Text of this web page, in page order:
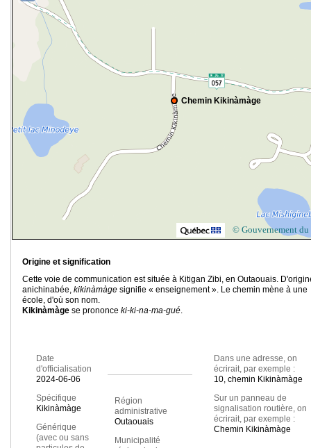
Chemin Kikinàmàge
© Gouvernement du
Origine et signification
Cette voie de communication est située à Kitigan Zibi, en Outaouais.
anichinabée, kikinàmàge signifie « enseignement ». Le chemin mène à une
école, d'où son nom.
Kikinàmàge se prononce ki-ki-na-ma-gué.
Date
d'officialisation
2024-06-06
Spécifique
Kikinàmàge
Générique
(avec ou sans
Région
administrative
Outaouais
Municipalité
Dans une adresse, on
écrirait, par exemple :
10, chemin Kikinàmàge
Sur un panneau de
signalisation routière, on
écrirait, par exemple :
Chemin Kikinàmàge